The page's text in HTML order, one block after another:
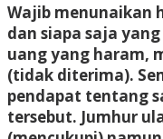
Wajib menunaikan
dan siapa saja
uang yang haram,
(tidak diterima).
pendapat tentang
tersebut. Jumhur